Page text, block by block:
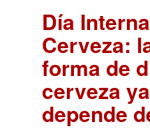
Día
Cerveza:
forma de
cerveza
depende